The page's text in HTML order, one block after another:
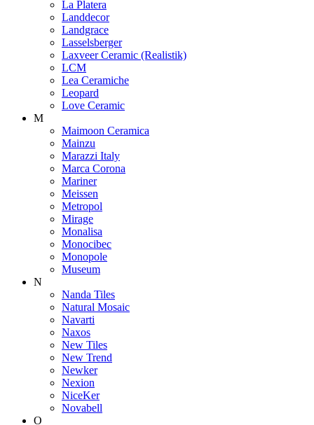
La Platera
Landdecor
Landgrace
Lasselsberger
Laxveer Ceramic (Realistik)
LCM
Lea Ceramiche
Leopard
Love Ceramic
M
Maimoon Ceramica
Mainzu
Marazzi Italy
Marca Corona
Mariner
Meissen
Metropol
Mirage
Monalisa
Monocibec
Monopole
Museum
N
Nanda Tiles
Natural Mosaic
Navarti
Naxos
New Tiles
New Trend
Newker
Nexion
NiceKer
Novabell
O